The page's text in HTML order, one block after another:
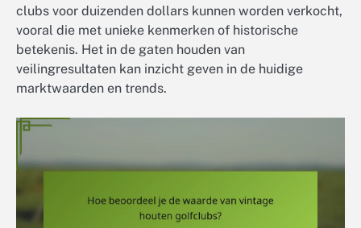
clubs voor duizenden dollars kunnen worden verkocht,
vooral die met unieke kenmerken of historische
betekenis. Het in de gaten houden van
veilingresultaten kan inzicht geven in de huidige
marktwaarden en trends.